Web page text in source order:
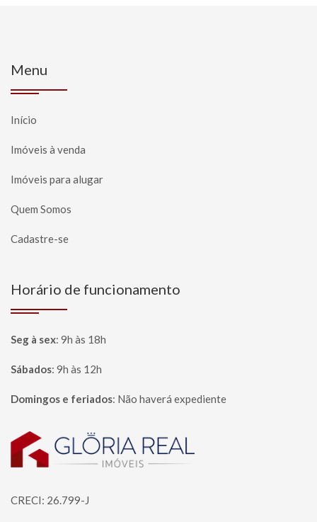
Menu
Início
Imóveis à venda
Imóveis para alugar
Quem Somos
Cadastre-se
Horário de funcionamento
Seg à sex: 9h às 18h
Sábados: 9h às 12h
Domingos e feriados: Não haverá expediente
Página inicial
CRECI: 26.799-J